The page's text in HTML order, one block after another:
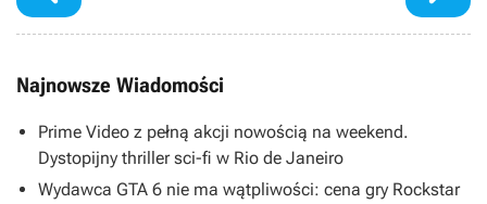
Najnowsze Wiadomości
Prime Video z pełną akcji nowością na weekend.
Dystopijny thriller sci-fi w Rio de Janeiro
Wydawca GTA 6 nie ma wątpliwości: cena gry Rockstar